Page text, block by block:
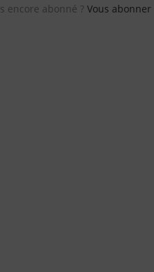
encore abonné ? Vous abonner